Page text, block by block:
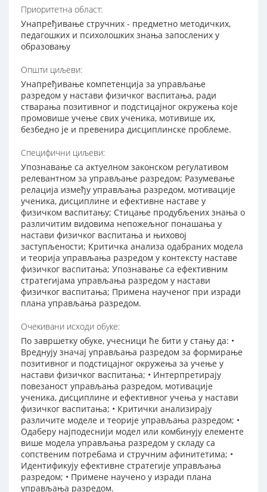
Приоритетна област:
Унапређивање стручних - предметно методичких,
педагошких и психолошких знања запослених у
образовању
Општи циљеви:
Унапређивање компетенција за управљање
разредом у настави физичког васпитања, ради
стварања позитивног и подстицајног окружења које
промовише учење свих ученика, мотивише их,
безбедно је и превенира дисциплинске проблеме.
Специфични циљеви:
Упознавање са актуелном законском регулативом
релевантном за управљање разредом; Разумевање
релација између управљања разредом, мотивације
ученика, дисциплине и ефективне наставе у
физичком васпитању; Стицање продубљених знања о
различитим видовима непожељног понашања у
настави физичког васпитања и њиховој
заступљености; Критичка анализа одабраних модела
и теорија управљања разредом у контексту наставе
физичког васпитања; Упознавање са ефективним
стратегијама управљања разредом у настави
физичког васпитања; Примена наученог при изради
плана управљања разредом.
Очекивани исходи обуке:
По завршетку обуке, учесници ће бити у стању да: •
Вреднују значај управљања разредом за формирање
позитивног и подстицајног окружења за учење у
настави физичког васпитања; • Интерпретирају
повезаност управљања разредом, мотивације
ученика, дисциплине и ефективног учења у настави
физичког васпитања; • Критички анализирају
различите моделе и теорије управљања разредом; •
Одаберу најподеснији модел или комбинују елементе
више модела управљања разредом у складу са
сопственим потребама и стручним афинитетима; •
Идентификују ефективне стратегије управљања
разредом; • Примене научено у изради плана
управљања разредом.